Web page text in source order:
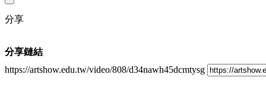
分享
分享鏈結
https://artshow.edu.tw/video/808/d34nawh45dcmtysg